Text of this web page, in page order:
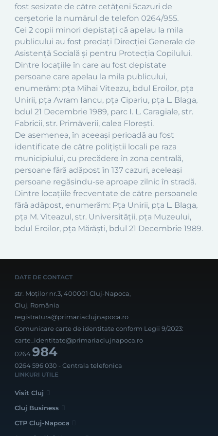
fost sesizate de către cetăţeni 5cazuri de
cerşetorie la numărul de telefon 0264/955.
Cei 2 copii minori depistaţi că apelau la mila
publicului au fost predaţi Direcţiei Generale de
Asistenţă Socială şi pentru Protecţia Copilului.
Dintre locaţiile în care au fost depistate
persoane care apelau la mila publicului,
enumerăm: pţa Mihai Viteazu, bdul Eroilor, pţa
Unirii, pţa Avram Iancu, pţa Cipariu, pţa L. Blaga,
bdul 21 Decembrie 1989, parc I. L. Caragiale, str.
Fabricii, str. Primăverii, calea Floreşti.
De asemenea, în aceeaşi perioadă au fost
identificate de către poliţiştii locali pe raza
municipiului, cu precădere în zona centrală,
persoane fără adăpost în 137 cazuri, aceleaşi
persoane regăsindu-se aproape zilnic în stradă.
Dintre locaţiile frecventate de către persoanele
fără adăpost, enumerăm: Pţa Unirii, pţa L. Blaga,
pţa M. Viteazul, str. Universităţii, pţa Muzeului,
bdul Eroilor, pţa Mărăşti, bdul 21 Decembrie 1989.
DATE DE CONTACT
str. Moților nr.3, 400001 Cluj-Napoca,
Cluj, România
registratura@primariaclujnapoca.ro
Comunicare carte de identitate conform Legii 9/2023:
carte_identitate@primariaclujnapoca.ro
0264984
0264 596 030 - Centrala telefonica
LINKURI UTILE
Visit Cluj
Cluj Business
CTP Cluj-Napoca